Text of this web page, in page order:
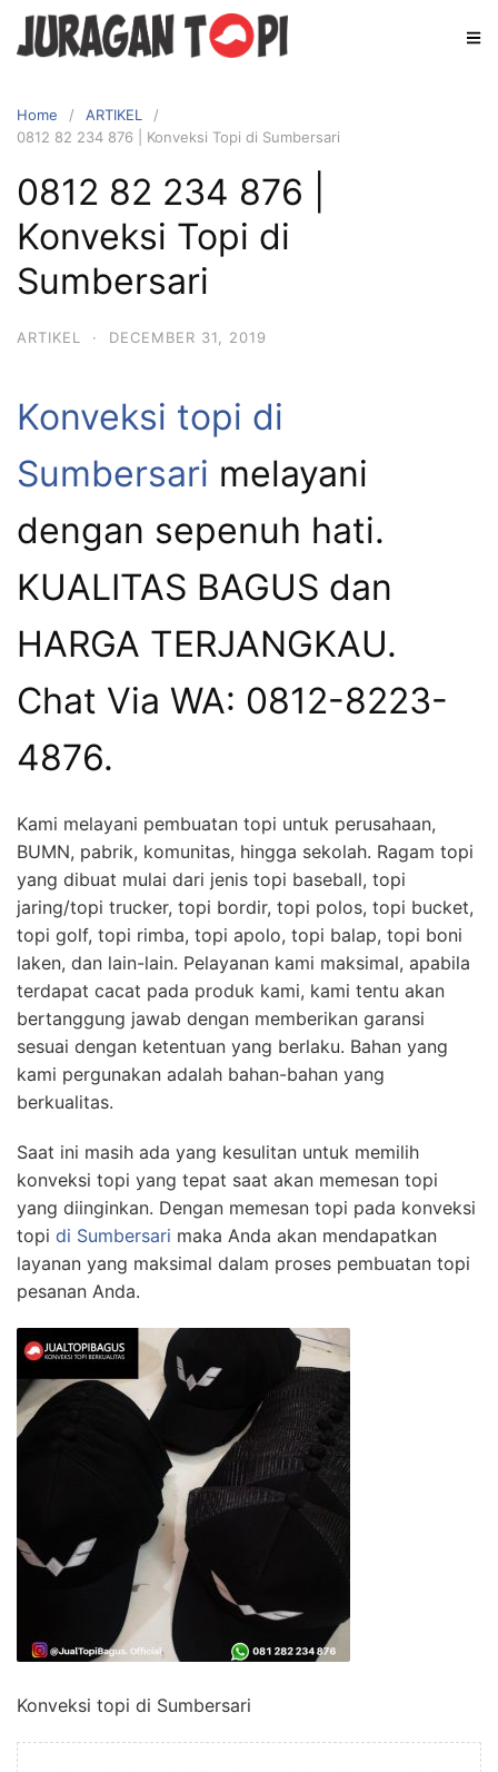
Skip
Home
ARTIKEL
0812 82 234 876 | Konveksi Topi di Sumbersari
0812 82 234 876 |
Konveksi Topi di
Sumbersari
ARTIKEL · DECEMBER 31, 2019
Konveksi topi di
Sumbersari melayani
dengan sepenuh hati.
KUALITAS BAGUS dan
HARGA TERJANGKAU.
Chat Via WA: 0812-8223-
4876.
Kami melayani pembuatan topi untuk perusahaan,
BUMN, pabrik, komunitas, hingga sekolah. Ragam topi
yang dibuat mulai dari jenis topi baseball, topi
jaring/topi trucker, topi bordir, topi polos, topi bucket,
topi golf, topi rimba, topi apolo, topi balap, topi boni
laken, dan lain-lain. Pelayanan kami maksimal, apabila
terdapat cacat pada produk kami, kami tentu akan
bertanggung jawab dengan memberikan garansi
sesuai dengan ketentuan yang berlaku. Bahan yang
kami pergunakan adalah bahan-bahan yang
berkualitas.
Saat ini masih ada yang kesulitan untuk memilih
konveksi topi yang tepat saat akan memesan topi
yang diinginkan. Dengan memesan topi pada konveksi
topi di Sumbersari maka Anda akan mendapatkan
layanan yang maksimal dalam proses pembuatan topi
pesanan Anda.
Konveksi topi di Sumbersari